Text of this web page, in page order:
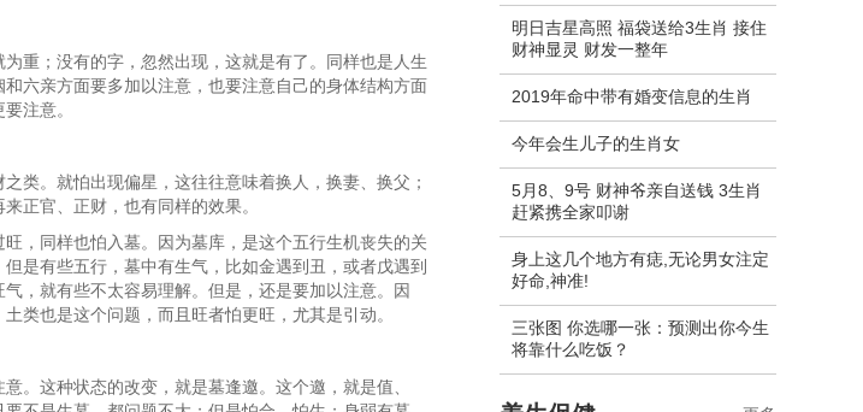
重；没有的字，忽然出现，这就是有了。同样也是人生
六亲方面要多加以注意，也要注意自己的身体结构方面
注意。
类。就怕出现偏星，这往往意味着换人，换妻、换父；
正官、正财，也有同样的效果。
，同样也怕入墓。因为墓库，是这个五行生机丧失的关
是有些五行，墓中有生气，比如金遇到丑，或者戊遇到
，就有些不太容易理解。但是，还是要加以注意。因
类也是这个问题，而且旺者怕更旺，尤其是引动。
。这种状态的改变，就是墓逢邀。这个邀，就是值、
明日吉星高照 福袋送给3生肖 接住
财神显灵 财发一整年
2019年命中带有婚变信息的生肖
今年会生儿子的生肖女
5月8、9号 财神爷亲自送钱 3生肖
赶紧携全家叩谢
身上这几个地方有痣,无论男女注定
好命,神准!
三张图 你选哪一张：预测出你今生
将靠什么吃饭？